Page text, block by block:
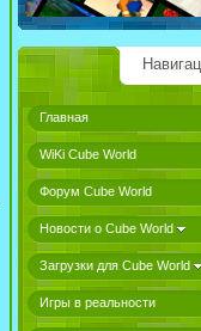
Главная
WiKi Cube World
Форум Cube World
Новости о Cube World
Загрузки для Cube World
Игры в реальности